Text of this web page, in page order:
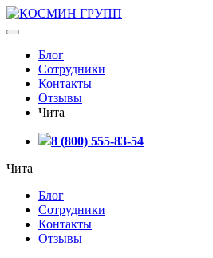
Блог
Сотрудники
Контакты
Отзывы
Чита
8 (800) 555-83-54
Чита
Блог
Сотрудники
Контакты
Отзывы